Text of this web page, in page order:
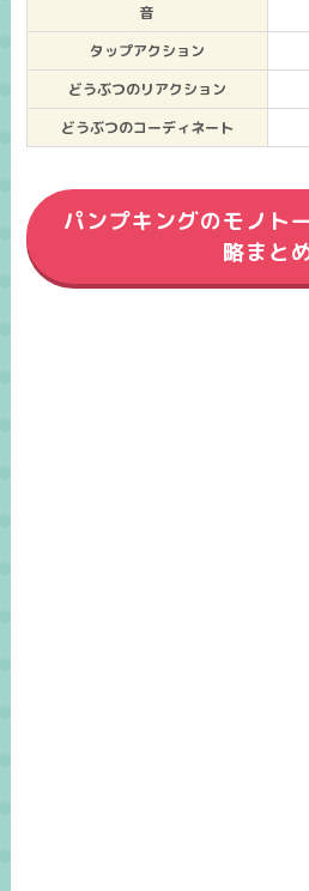
音
タップアクション
どうぶつのリアクション
どうぶつのコーディネート
パンプキングのモノト
略まと